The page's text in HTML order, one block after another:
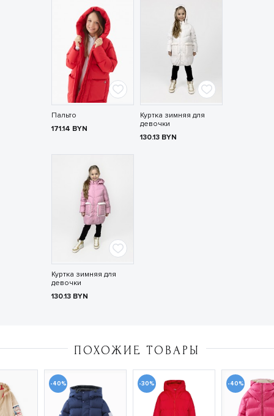
Пальто
171.14 BYN
Куртка зимняя для
девочки
130.13 BYN
Куртка зимняя для
девочки
130.13 BYN
ПОХОЖИЕ ТОВАРЫ
-40% -30% -40%